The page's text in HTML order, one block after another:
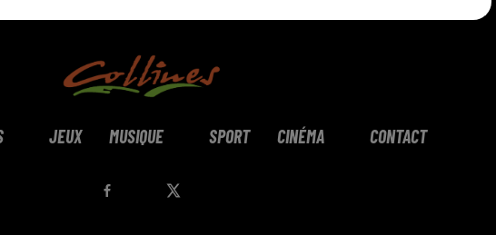
JEUX MUSIQUE SPORT CINÉMA CONTACT